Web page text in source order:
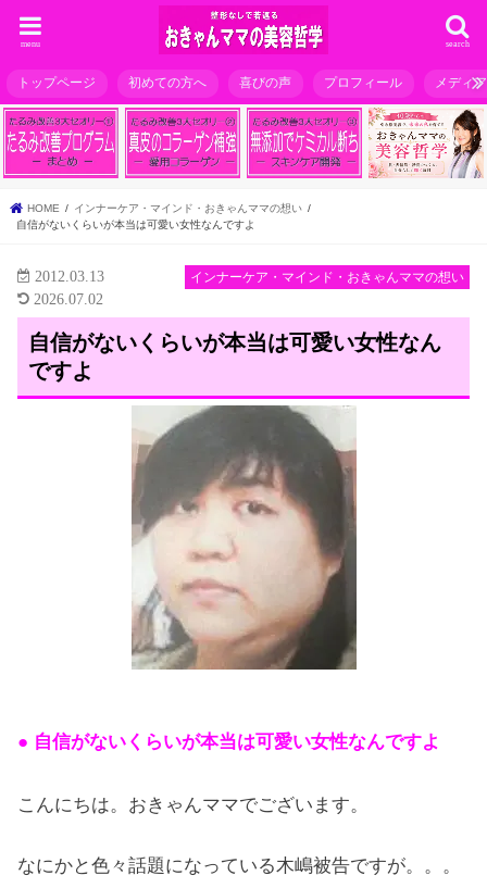
search
menu
トップページ 初めての方へ 喜びの声 プロフィール メディ
HOME
インナーケア・マインド・おきゃんママの想い
自信がないくらいが本当は可愛い女性なんですよ
インナーケア・マインド・おきゃんママの想い
2012.03.13
2026.07.02
自信がないくらいが本当は可愛い女性なん
ですよ
● 自信がないくらいが本当は可愛い女性なんですよ
こんにちは。おきゃんママでございます。
なにかと色々話題になっている木嶋被告ですが。。。